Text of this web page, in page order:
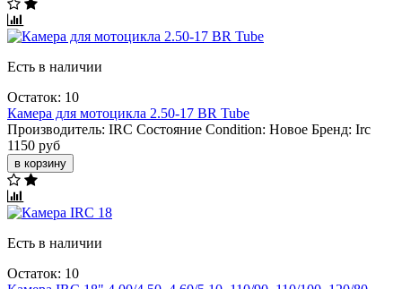
Есть в наличии
Остаток: 10
Камера для мотоцикла 2.50-17 BR Tube
Производитель: IRC Состояние Condition: Новое Бренд: Irc
1150 руб
в корзину
Есть в наличии
Остаток: 10